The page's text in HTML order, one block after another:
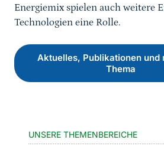
Energiemix spielen auch weitere
Technologien eine Rolle.
Aktuelles, Publikationen und
Thema
UNSERE THEMENBEREICHE